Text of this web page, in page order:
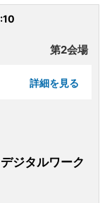
第2会場
詳細を見る
ジタルワーク